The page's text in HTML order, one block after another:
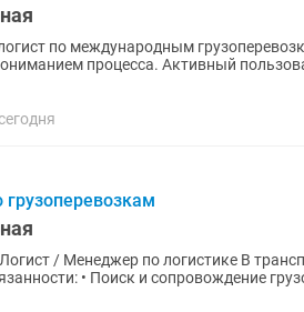
по международным
процесса. Активный
грузоперевозкам
по логистике В транспортно-логистическую компанию требуется